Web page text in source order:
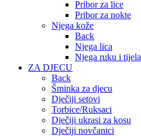
Pribor za lice
Pribor za nokte
Njega kože
Back
Njega lica
Njega ruku i tijela
ZA DJECU
Back
Šminka za djecu
Dječiji setovi
Torbice/Ruksaci
Dječiji ukrasi za kosu
Dječiji novčanici